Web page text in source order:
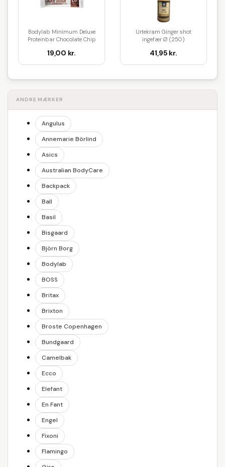
Bodylab Minimum Deluxe
Proteinbar Chocolate Chip
19,00 kr.
Urtekram Ginger shot
ingefær Ø (250)
41,95 kr.
ANDRE MÆRKER
Angulus
Annemarie Börlind
Asics
Australian BodyCare
Backpack
Ball
Basil
Bisgaard
Björn Borg
Bodylab
BOSS
Britax
Brixton
Broste Copenhagen
Bundgaard
Camelbak
Ecco
Elefant
En Fant
Engel
Fixoni
Flamingo